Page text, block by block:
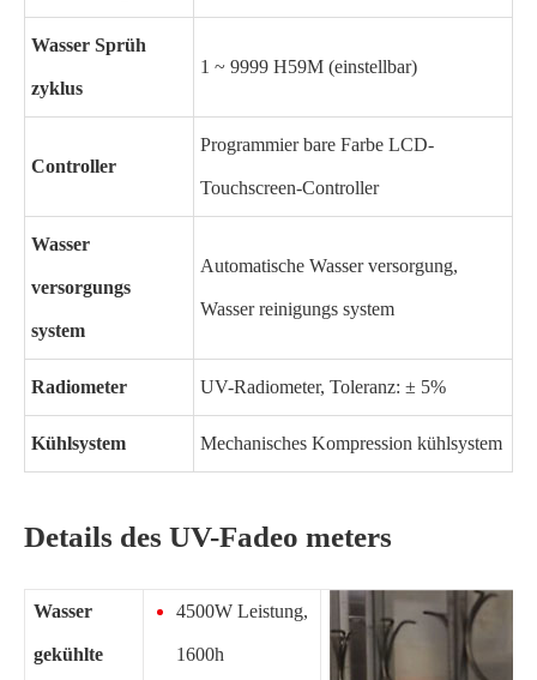
Wasser Sprüh
zyklus
1 ~ 9999 H59M (einstellbar)
Controller
Programmier bare Farbe LCD-
Touchscreen-Controller
Wasser
versorgungs
system
Automatische Wasser versorgung,
Wasser reinigungs system
Radiometer UV-Radiometer, Toleranz: ± 5%
Kühlsystem Mechanisches Kompression kühlsystem
Details des UV-Fadeo meters
Wasser
gekühlte
4500W Leistung,
1600h